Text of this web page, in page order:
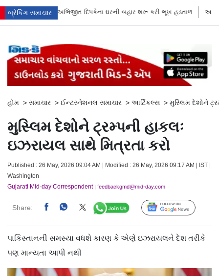
બ્રેકિંગ સમાચાર
બહાર શરૂ કરી ભૂખ હડતાળ અભિજીત દિપકેએ CJPની નવી નીતિ જાહેર
હોમ > સમાચાર > ઈન્ટરનેશનલ સમાચાર > આર્ટિકલ્સ > મુસ્લિમ દેશોને
મુસ્લિમ દેશોને ટ્રમ્પની હાકલઃ
ઇઝરાયલ સાથે મિત્રતા કરો
Published : 26 May, 2026 09:04 AM | Modified : 26 May, 2026 09:17 AM | IST |
Washington
Gujarati Mid-day Correspondent| feedbackgmd@mid-day.com
Share: Follow Us
પાકિસ્તાનની સમસ્યા વધશે કારણ કે એણે ઇઝરાયલને દેશ તરીકે
પણ માન્યતા આપી નથી